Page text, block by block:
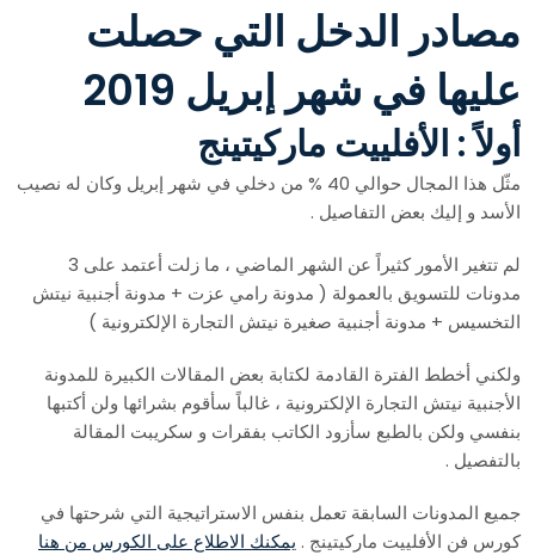
مصادر الدخل التي حصلت
عليها في شهر إبريل 2019
أولاً : الأفلييت ماركيتينج
مثّل هذا المجال حوالي 40 % من دخلي في شهر إبريل وكان له نصيب
الأسد و إليك بعض التفاصيل .
لم تتغير الأمور كثيراً عن الشهر الماضي ، ما زلت أعتمد على 3
مدونات للتسويق بالعمولة ( مدونة رامي عزت + مدونة أجنبية نيتش
التخسيس + مدونة أجنبية صغيرة نيتش التجارة الإلكترونية )
ولكني أخطط الفترة القادمة لكتابة بعض المقالات الكبيرة للمدونة
الأجنبية نيتش التجارة الإلكترونية ، غالباً سأقوم بشرائها ولن أكتبها
بنفسي ولكن بالطبع سأزود الكاتب بفقرات و سكريبت المقالة
بالتفصيل .
جميع المدونات السابقة تعمل بنفس الاستراتيجية التي شرحتها في
كورس فن الأفلييت ماركيتينج . يمكنك الاطلاع على الكورس من هنا